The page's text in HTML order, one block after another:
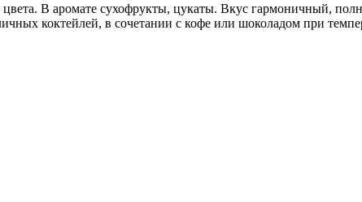
цвета. В аромате сухофрукты, цукаты. Вкус гармоничный,
коктейлей, в сочетании с кофе или шоколадом при